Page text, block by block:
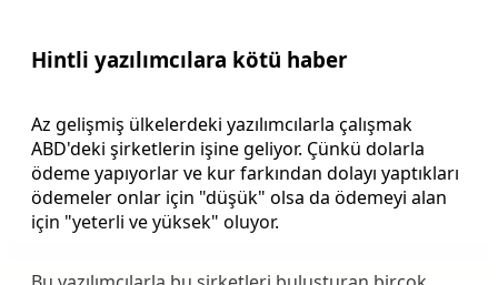
Hintli yazılımcılara kötü haber
Az gelişmiş ülkelerdeki yazılımcılarla çalışmak
ABD'deki şirketlerin işine geliyor. Çünkü dolarla
ödeme yapıyorlar ve kur farkından dolayı yaptıkları
ödemeler onlar için "düşük" olsa da ödemeyi alan
için "yeterli ve yüksek" oluyor.